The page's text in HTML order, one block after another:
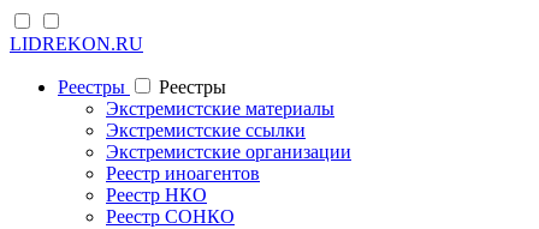
LIDREKON.RU
Реестры
Реестры
Экстремистские материалы
Экстремистские ссылки
Экстремистские организации
Реестр иноагентов
Реестр НКО
Реестр СОНКО